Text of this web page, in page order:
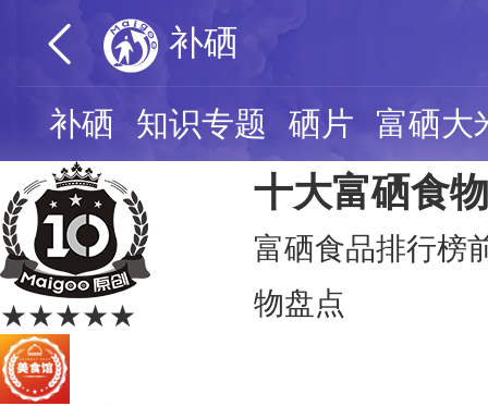
补硒
补硒 知识专题 硒片 富硒大
★★★★★
十大富硒食物
富硒食品排行榜
物盘点